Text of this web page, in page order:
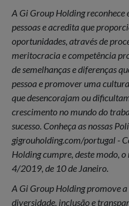
A Gi Group Holding reconhece
pessoas e acredita que
oportunidades, através de
meritocracia e competência
de semelhanças e diferenças
pessoa e promover uma
que desencorajam ou
crescimento no mundo do
sucesso. Conheça as nossas
gigrouholding.com/portugal -
Holding cumpre, deste modo,
4/2019, de 10 de Janeiro.
A Gi Group Holding promove
diversidade, inclusão e